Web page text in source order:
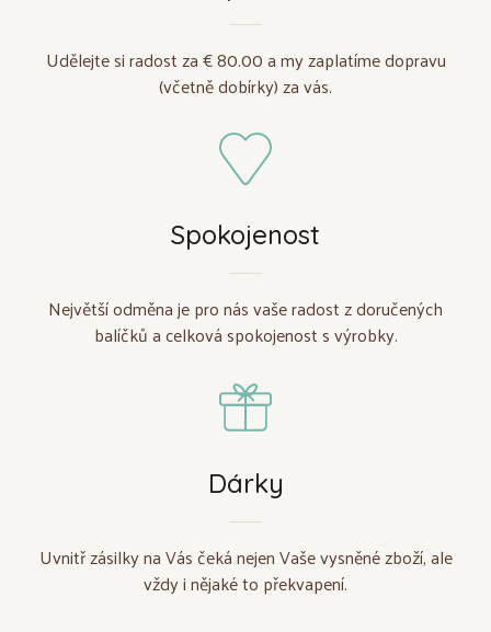
Udělejte si radost za € 80.00 a my zaplatíme dopravu
(včetně dobírky) za vás.
Spokojenost
Největší odměna je pro nás vaše radost z doručených
balíčků a celková spokojenost s výrobky.
Dárky
Uvnitř zásilky na Vás čeká nejen Vaše vysněné zboží, ale
vždy i nějaké to překvapení.